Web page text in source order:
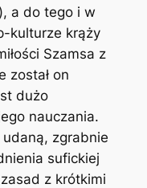
), a do tego i w
kulturze krąży
Szamsa z
został on
dużo
nauczania.
udaną, zgrabnie
sufickiej
z krótkimi